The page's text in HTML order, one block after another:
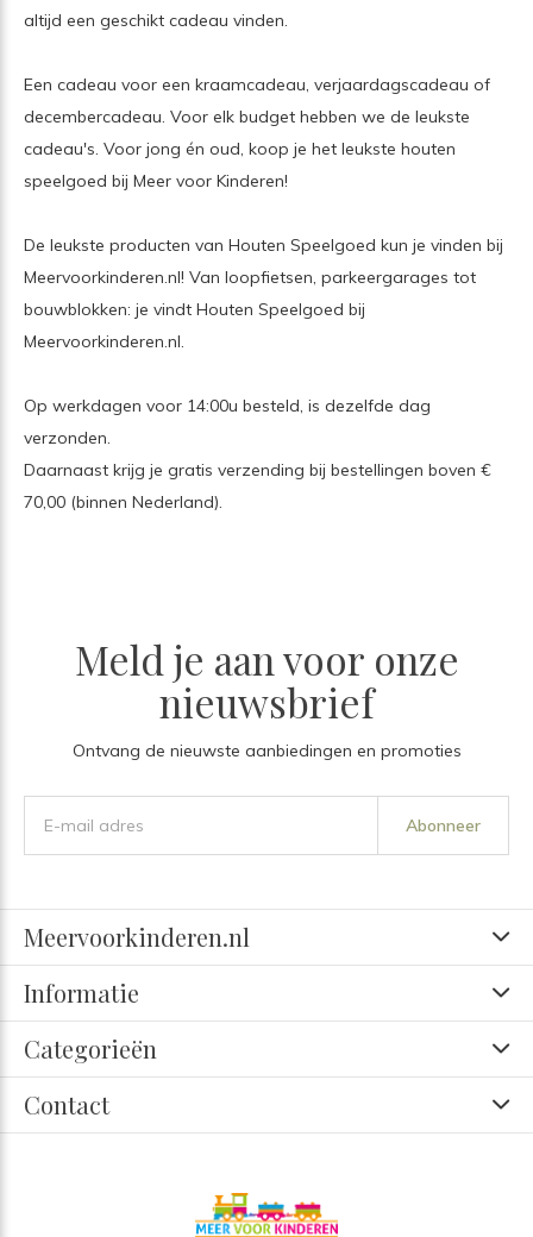
altijd een geschikt cadeau vinden.
Een cadeau voor een kraamcadeau, verjaardagscadeau of
decembercadeau. Voor elk budget hebben we de leukste
cadeau's. Voor jong én oud, koop je het leukste houten
speelgoed bij Meer voor Kinderen!
De leukste producten van Houten Speelgoed kun je vinden bij
Meervoorkinderen.nl! Van loopfietsen, parkeergarages tot
bouwblokken: je vindt Houten Speelgoed bij
Meervoorkinderen.nl.
Op werkdagen voor 14:00u besteld, is dezelfde dag
verzonden.
Daarnaast krijg je gratis verzending bij bestellingen boven €
70,00 (binnen Nederland).
Meld je aan voor onze
nieuwsbrief
Ontvang de nieuwste aanbiedingen en promoties
Abonneer
Meervoorkinderen.nl
Informatie
Categorieën
Contact